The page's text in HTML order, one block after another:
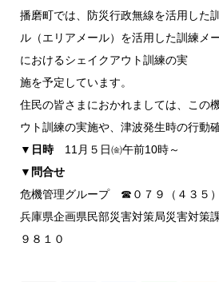
播磨町では、防災行政無線を活用した
ル（エリアメール）を活用した訓練メ
におけるシェイクアウト訓練の実
施を予定しています。
住民の皆さまにおかれましては、この
ウト訓練の実施や、津波発生時の行動
▼日時11月５日㈮午前10時～
▼問合せ
危機管理グループ ☎０７９（４３５）
兵庫県企画県民部災害対策局災害対策
９８１０